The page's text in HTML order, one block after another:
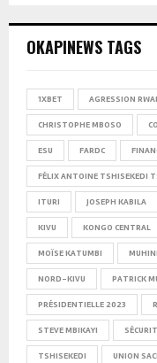
OKAPINEWS TAGS
1XBET AGRESSION
CHRISTOPHE MBOSO
ESU FARDC
FÉLIX ANTOINE TSHISEKEDI
ITURI JOSEPH KABILA
KIVU KONGO CENTRAL
MOÏSE KATUMBI
NORD-KIVU PATRICK
PRÉSIDENTIELLE 2023
STEVE MBIKAYI
TSHISEKEDI UNION